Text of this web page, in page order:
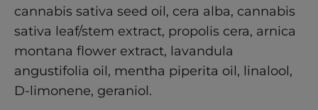
cannabis sativa seed oil, cera alba, cannabis
sativa leaf/stem extract, propolis cera, arnica
montana flower extract, lavandula
angustifolia oil, mentha piperita oil, linalool,
D-limonene, geraniol.